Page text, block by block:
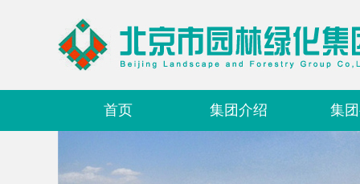
首页 集团介绍 集